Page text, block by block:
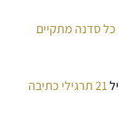
כל סדנה מתקיים
21 תרגילי כתיבה